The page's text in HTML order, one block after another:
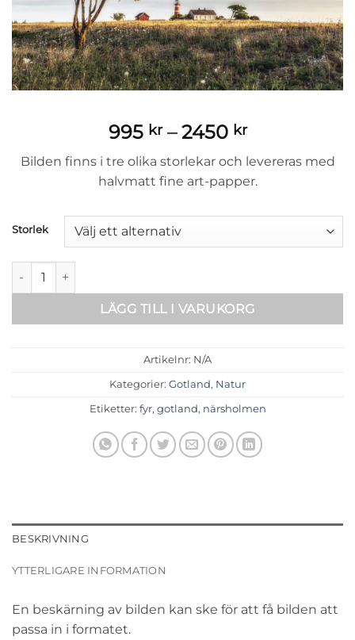
995 kr – 2450 kr
995 kr
till
2450 kr
Bilden finns i tre olika storlekar och levereras med
halvmatt fine art-papper.
Storlek
Närsholmen 2 mängd
LÄGG TILL I VARUKORG
Artikelnr: N/A
Kategorier: Gotland, Natur
Etiketter: fyr, gotland, närsholmen
BESKRIVNING
YTTERLIGARE INFORMATION
En beskärning av bilden kan ske för att få bilden att
passa in i formatet.